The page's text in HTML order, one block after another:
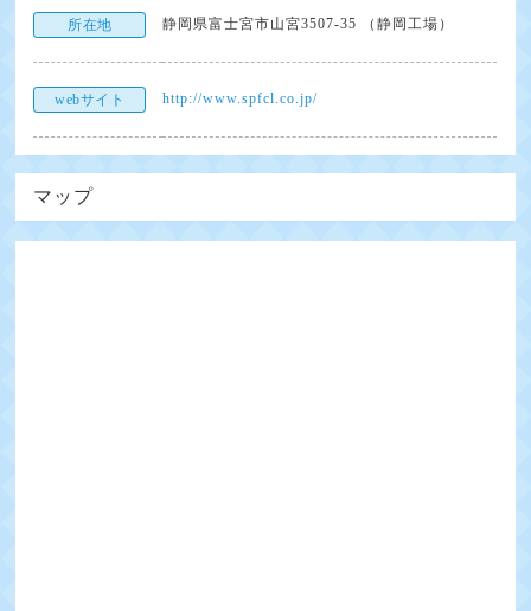
所在地 静岡県富士宮市山宮3507-35 （静岡工場）
webサイト http://www.spfcl.co.jp/
マップ